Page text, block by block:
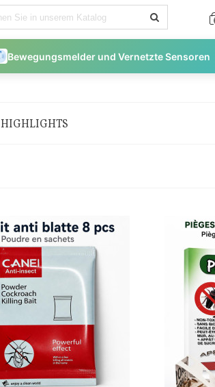
Bewegungsmelder und Vernetzte Sensoren
HIGHLIGHTS